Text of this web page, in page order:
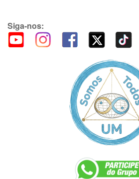
Siga-nos: